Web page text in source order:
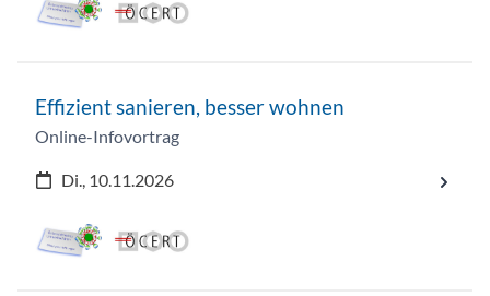
Effizient sanieren, besser wohnen
Online-Infovortrag
Di., 10.11.2026